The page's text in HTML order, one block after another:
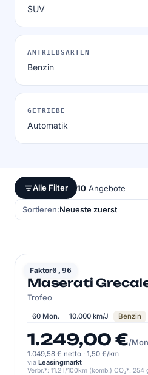
SUV
ANTRIEBSARTEN
Benzin
GETRIEBE
Automatik
Alle Filter 10 Angebote
Sortieren:
Faktor0,96
MASERATI
Maserati
Trofeo
60 Mon. 10.000 km/J Benzin
1.249,00 €/
1.049,58 € netto · 1,50 €/km
via Leasingmarkt
Verbr.*: 11.2 l/100km (komb.) CO₂*: 254